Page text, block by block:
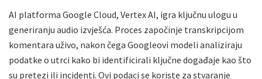
AI platforma Google Cloud, Vertex AI, igra ključnu ulogu u
generiranju audio izvješća. Proces započinje transkripcijom
komentara uživo, nakon čega Googleovi modeli analiziraju
podatke o utrci kako bi identificirali ključne događaje kao što
su pretezi ili incidenti. Ovi podaci se koriste za stvaranje